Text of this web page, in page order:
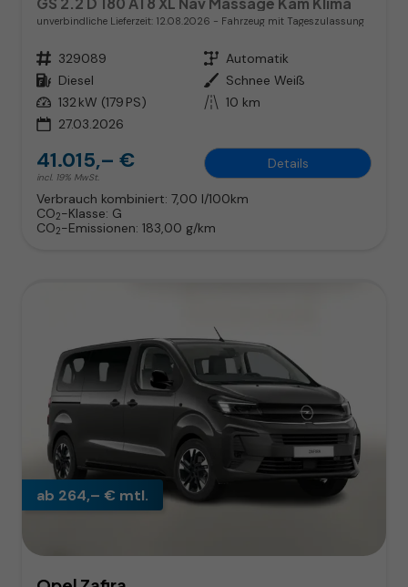
unverbindliche Lieferzeit: 12.08.2026 Fahrzeug mit Tageszulassung
Fahrzeugnr. 329089 Getriebe Automatik
Kraftstoff Diesel Außenfarbe Schnee Weiß
Leistung 132 kW (179 PS) Kilometerstand 10 km
27.03.2026
41.015,– €
incl. 19% MwSt.
Details
Verbrauch kombiniert: 7,00 l/100km
CO2-Klasse: G
CO2-Emissionen: 183,00 g/km
ab 264,– € mtl.